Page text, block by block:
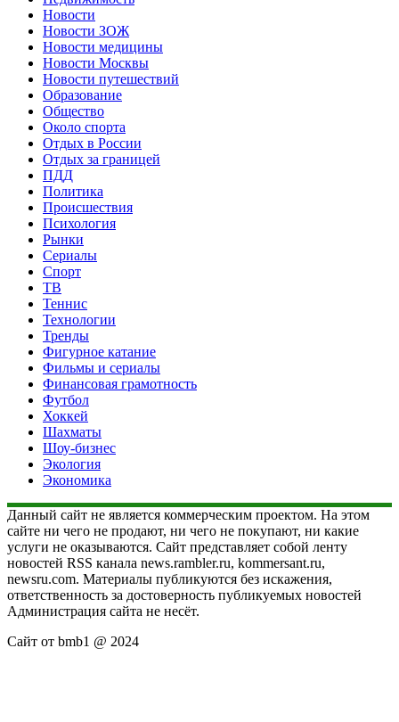
Новости
Новости ЗОЖ
Новости медицины
Новости Москвы
Новости путешествий
Образование
Общество
Около спорта
Отдых в России
Отдых за границей
ПДД
Политика
Происшествия
Психология
Рынки
Сериалы
Спорт
ТВ
Теннис
Технологии
Тренды
Фигурное катание
Фильмы и сериалы
Финансовая грамотность
Футбол
Хоккей
Шахматы
Шоу-бизнес
Экология
Экономика
Данный сайт не является коммерческим проектом. На этом
сайте ни чего не продают, ни чего не покупают, ни какие
услуги не оказываются. Сайт представляет собой ленту
новостей RSS канала news.rambler.ru, kommersant.ru,
newsru.com. Материалы публикуются без искажения,
ответственность за достоверность публикуемых новостей
Администрация сайта не несёт.
Сайт от bmb1 @ 2024